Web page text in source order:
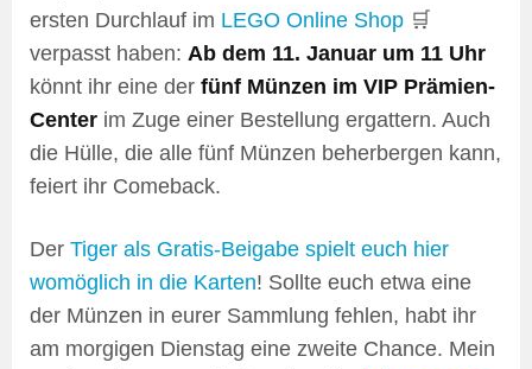
ersten Durchlauf im LEGO Online Shop 🛒
verpasst haben: Ab dem 11. Januar um 11 Uhr
könnt ihr eine der fünf Münzen im VIP Prämien-
Center im Zuge einer Bestellung ergattern. Auch
die Hülle, die alle fünf Münzen beherbergen kann,
feiert ihr Comeback.
Der Tiger als Gratis-Beigabe spielt euch hier
womöglich in die Karten! Sollte euch etwa eine
der Münzen in eurer Sammlung fehlen, habt ihr
am morgigen Dienstag eine zweite Chance. Mein